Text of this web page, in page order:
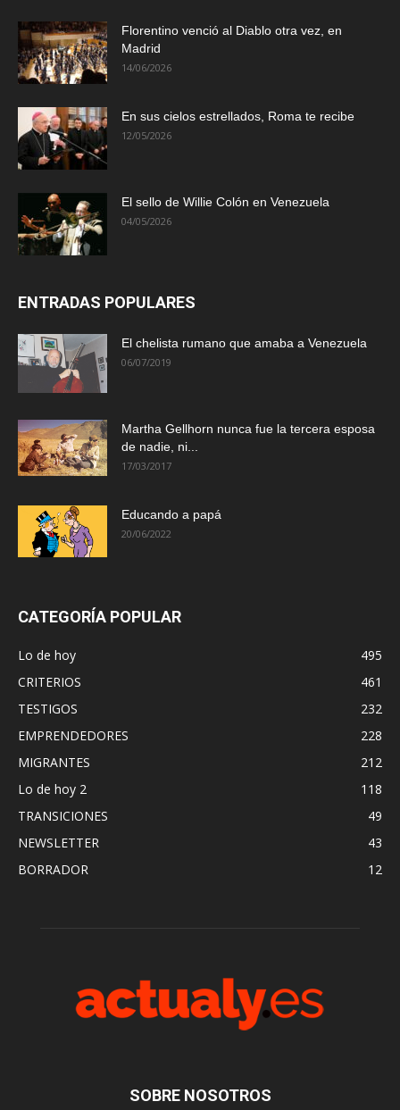
Florentino venció al Diablo otra vez, en
Madrid
14/06/2026
En sus cielos estrellados, Roma te recibe
12/05/2026
El sello de Willie Colón en Venezuela
04/05/2026
ENTRADAS POPULARES
El chelista rumano que amaba a Venezuela
06/07/2019
Martha Gellhorn nunca fue la tercera esposa
de nadie, ni...
17/03/2017
Educando a papá
20/06/2022
CATEGORÍA POPULAR
Lo de hoy
495
CRITERIOS
461
TESTIGOS
232
EMPRENDEDORES
228
MIGRANTES
212
Lo de hoy 2
118
TRANSICIONES
49
NEWSLETTER
43
BORRADOR
12
SOBRE NOSOTROS